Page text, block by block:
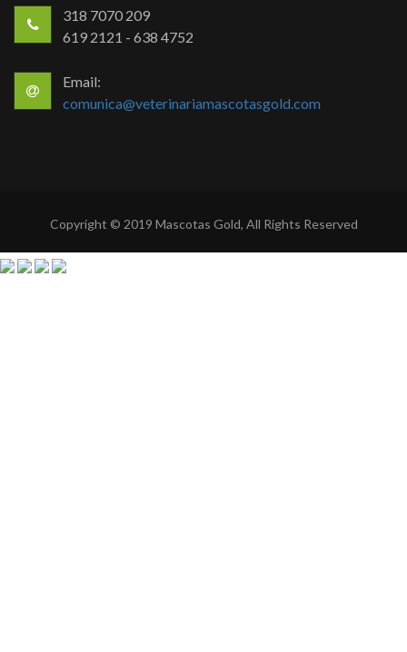
318 7070 209
619 2121 - 638 4752
Email:
comunica@veterinariamascotasgold.com
Copyright © 2019 Mascotas Gold, All Rights Reserved